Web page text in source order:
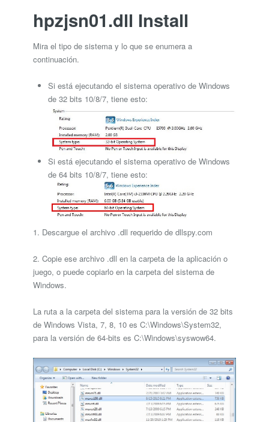
hpzjsn01.dll Install
Mira el tipo de sistema y lo que se enumera a
continuación.
Si está ejecutando el sistema operativo de Windows
de 32 bits 10/8/7, tiene esto:
Si está ejecutando el sistema operativo de Windows
de 64 bits 10/8/7, tiene esto:
1. Descargue el archivo .dll requerido de dllspy.com
2. Copie ese archivo .dll en la carpeta de la aplicación o
juego, o puede copiarlo en la carpeta del sistema de
Windows.
La ruta a la carpeta del sistema para la versión de 32 bits
de Windows Vista, 7, 8, 10 es C:\Windows\System32,
para la versión de 64-bits es C:\Windows\syswow64.